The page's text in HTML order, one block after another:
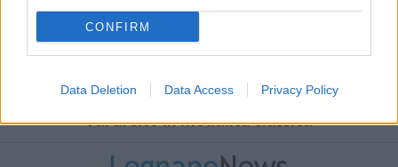
CONFIRM
Data Deletion Data Access Privacy Policy
Vai al sito in modalità classica